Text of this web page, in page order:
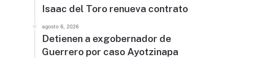
Isaac del Toro renueva contrato
agosto 6, 2026
Detienen a exgobernador de
Guerrero por caso Ayotzinapa